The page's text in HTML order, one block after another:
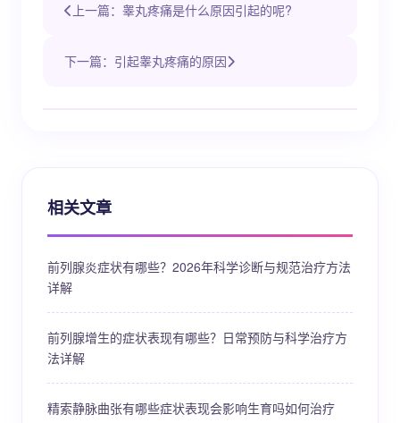
上一篇：睾丸疼痛是什么原因引起的呢?
下一篇：引起睾丸疼痛的原因
相关文章
前列腺炎症状有哪些？2026年科学诊断与规范治疗方法
详解
前列腺增生的症状表现有哪些？日常预防与科学治疗方
法详解
精索静脉曲张有哪些症状表现会影响生育吗如何治疗